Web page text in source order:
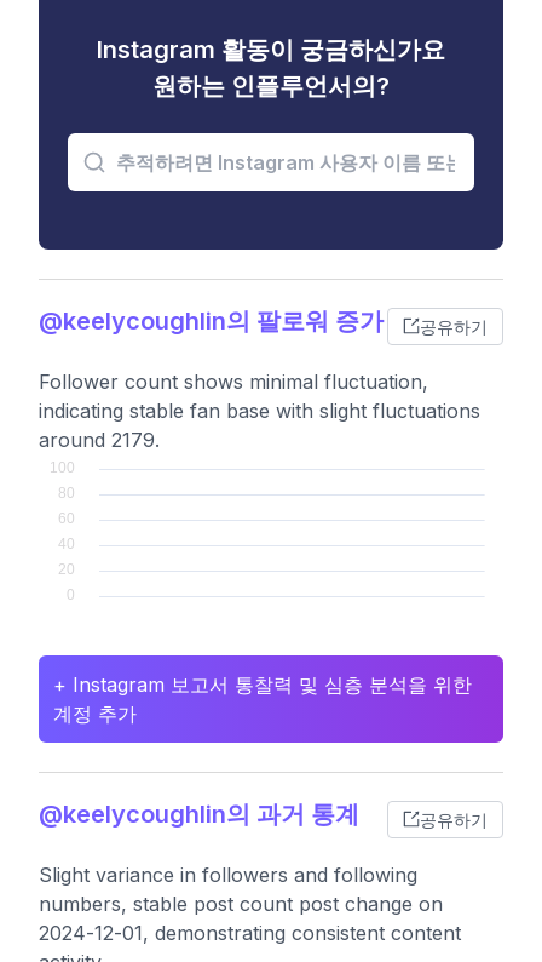
Instagram 활동이 궁금하신가요
원하는 인플루언서의?
@keelycoughlin의 팔로워 증가 공유하기
Follower count shows minimal fluctuation,
indicating stable fan base with slight fluctuations
around 2179.
+ Instagram 보고서 통찰력 및 심층 분석을 위한
계정 추가
@keelycoughlin의 과거 통계 공유하기
Slight variance in followers and following
numbers, stable post count post change on
2024-12-01, demonstrating consistent content